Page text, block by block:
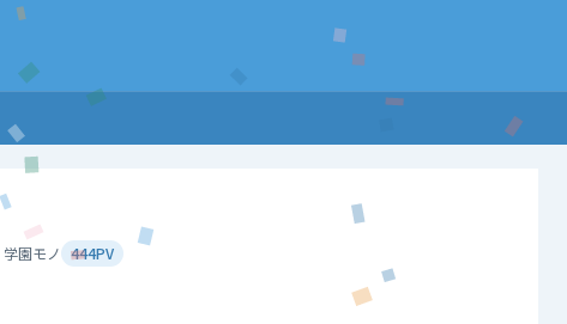
学園モノ 444PV